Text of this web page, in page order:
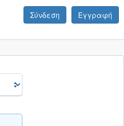
Σύνδεση Εγγραφή